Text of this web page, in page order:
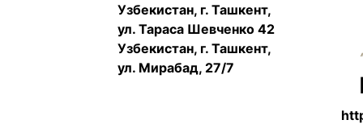
Узбекистан, г. Ташкент,
ул. Тараса Шевченко 42
Узбекистан, г. Ташкент,
ул. Мирабад, 27/7